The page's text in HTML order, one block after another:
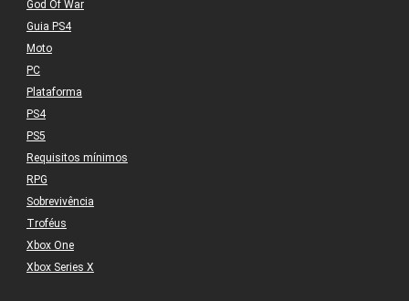
God Of War
Guia PS4
Moto
PC
Plataforma
PS4
PS5
Requisitos mínimos
RPG
Sobrevivência
Troféus
Xbox One
Xbox Series X